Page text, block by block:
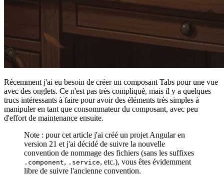
Récemment j'ai eu besoin de créer un composant Tabs pour une vue
avec des onglets. Ce n'est pas très compliqué, mais il y a quelques
trucs intéressants à faire pour avoir des éléments très simples à
manipuler en tant que consommateur du composant, avec peu
d'effort de maintenance ensuite.
Note : pour cet article j'ai créé un projet Angular en
version 21 et j'ai décidé de suivre la nouvelle
convention de nommage des fichiers (sans les suffixes
.component, .service, etc.), vous êtes évidemment
libre de suivre l'ancienne convention.